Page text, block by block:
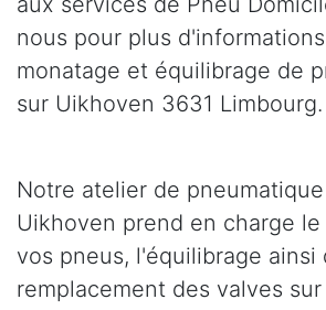
nous pour plus
monatage et équilibrage de
sur Uikhoven 3631 Limbourg.
Notre atelier de
Uikhoven prend en charge
vos pneus, l'équilibrage ainsi
remplacement des valves